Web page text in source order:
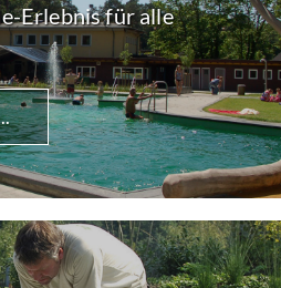
Erlebnis für alle